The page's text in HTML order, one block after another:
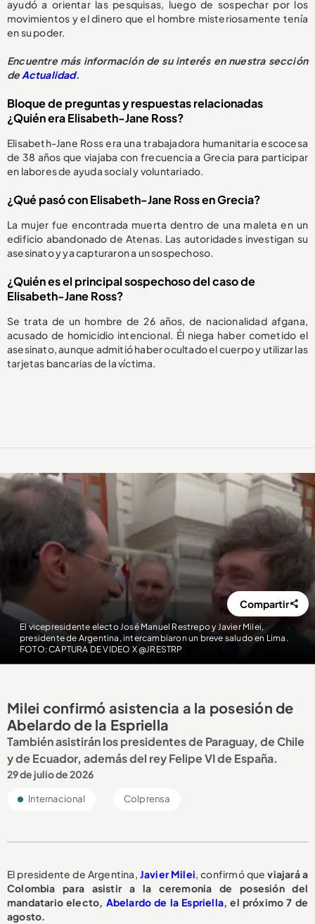
ayudó a orientar las pesquisas, luego de sospechar por los
movimientos y el dinero que el hombre misteriosamente tenía
en su poder.
Encuentre más información de su interés en nuestra sección
deActualidad.
Bloque de preguntas y respuestas relacionadas
¿Quién era Elisabeth-Jane Ross?
Elisabeth-Jane Ross era una trabajadora humanitaria escocesa
de 38 años que viajaba con frecuencia a Grecia para participar
en labores de ayuda social y voluntariado.
¿Qué pasó con Elisabeth-Jane Ross en Grecia?
La mujer fue encontrada muerta dentro de una maleta en un
edificio abandonado de Atenas. Las autoridades investigan su
asesinato y ya capturaron a un sospechoso.
¿Quién es el principal sospechoso del caso de
Elisabeth-Jane Ross?
Se trata de un hombre de 26 años, de nacionalidad afgana,
acusado de homicidio intencional. Él niega haber cometido el
asesinato, aunque admitió haber ocultado el cuerpo y utilizar las
tarjetas bancarias de la víctima.
El vicepresidente electo José Manuel Restrepo y Javier Milei,
presidente de Argentina, intercambiaron un breve saludo en Lima.
FOTO: CAPTURA DE VIDEO X @JRESTRP
Compartir
Milei confirmó asistencia a la posesión de
Abelardo de la Espriella
También asistirán los presidentes de Paraguay, de Chile
y de Ecuador, además del rey Felipe VI de España.
29 de julio de 2026
Internacional Colprensa
El presidente de Argentina, Javier Milei, confirmó queviajará a
Colombia para asistir a la ceremonia de posesión del
mandatario electo, Abelardo de la Espriella, el próximo 7 de
agosto.